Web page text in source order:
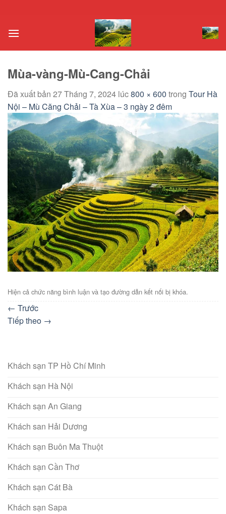
nội
Mùa-vàng-Mù-Cang-Chải
Đã xuất bản 27 Tháng 7, 2024 lúc800 × 600 trong Tour Hà
Nội – Mù Căng Chải – Tà Xùa – 3 ngày 2 đêm
Hiện cả chức năng bình luận và tạo đường dẫn kết nối bị khóa.
← Trước
Tiếp theo →
Khách sạn TP Hồ Chí Minh
Khách sạn Hà Nội
Khách sạn An Giang
Khách san Hải Dương
Khách sạn Buôn Ma Thuột
Khách sạn Cần Thơ
Khách sạn Cát Bà
Khách sạn Sapa